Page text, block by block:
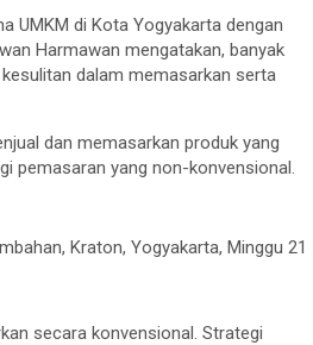
UMKM di Kota Yogyakarta dengan
Harmawan mengatakan, banyak
dalam memasarkan serta
dan memasarkan produk yang
pemasaran yang non-konvensional.
Kraton, Yogyakarta, Minggu 21
secara konvensional. Strategi